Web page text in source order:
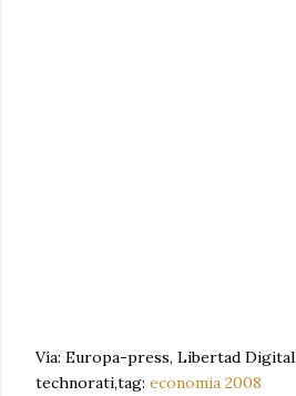
Vía: Europa-press, Libertad Digital
technorati,tag: economia 2008